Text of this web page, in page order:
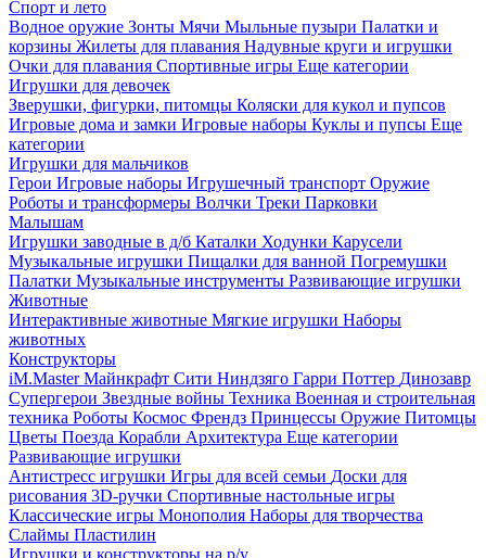
Спорт и лето
Водное оружие Зонты Мячи Мыльные пузыри Палатки и
корзины Жилеты для плавания Надувные круги и игрушки
Очки для плавания Спортивные игры Еще категории
Игрушки для девочек
Зверушки, фигурки, питомцы Коляски для кукол и пупсов
Игровые дома и замки Игровые наборы Куклы и пупсы Еще
категории
Игрушки для мальчиков
Герои Игровые наборы Игрушечный транспорт Оружие
Роботы и трансформеры Волчки Треки Парковки
Малышам
Игрушки заводные в д/б Каталки Ходунки Карусели
Музыкальные игрушки Пищалки для ванной Погремушки
Палатки Музыкальные инструменты Развивающие игрушки
Животные
Интерактивные животные Мягкие игрушки Наборы
животных
Конструкторы
iM.Master Майнкрафт Сити Ниндзяго Гарри Поттер Динозавр
Супергерои Звездные войны Техника Военная и строительная
техника Роботы Космос Френдз Принцессы Оружие Питомцы
Цветы Поезда Корабли Архитектура Еще категории
Развивающие игрушки
Антистресс игрушки Игры для всей семьи Доски для
рисования 3D-ручки Спортивные настольные игры
Классические игры Монополия Наборы для творчества
Слаймы Пластилин
Игрушки и конструкторы на р/у